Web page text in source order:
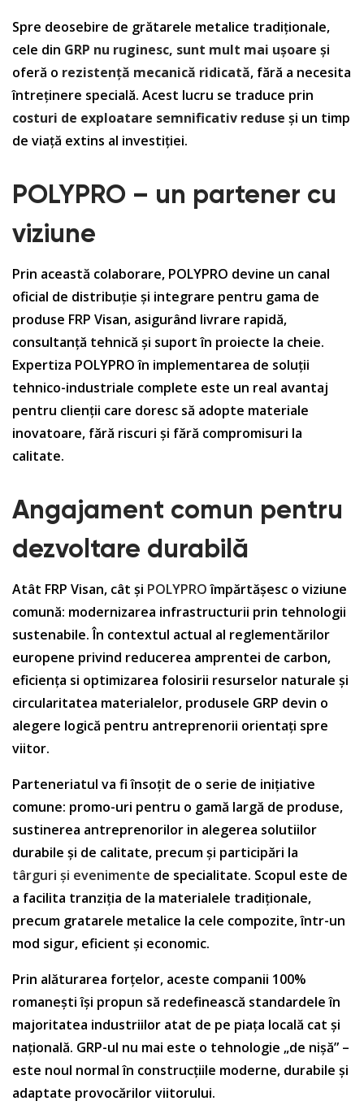
Spre deosebire de grătarele metalice tradiționale,
cele din GRP nu ruginesc, sunt mult mai ușoare și
oferă o rezistență mecanică ridicată, fără a necesita
întreținere specială. Acest lucru se traduce prin
costuri de exploatare semnificativ reduse și un timp
de viață extins al investiției.
POLYPRO – un partener cu
viziune
Prin această colaborare, POLYPRO devine un canal
oficial de distribuție și integrare pentru gama de
produse FRP Visan, asigurând livrare rapidă,
consultanță tehnică și suport în proiecte la cheie.
Expertiza POLYPRO în implementarea de soluții
tehnico-industriale complete este un real avantaj
pentru clienții care doresc să adopte materiale
inovatoare, fără riscuri și fără compromisuri la
calitate.
Angajament comun pentru
dezvoltare durabilă
Atât FRP Visan, cât și POLYPROîmpărtășesc o viziune
comună: modernizarea infrastructurii prin tehnologii
sustenabile. În contextul actual al reglementărilor
europene privind reducerea amprentei de carbon,
eficiența si optimizarea folosirii resurselor naturale și
circularitatea materialelor, produsele GRP devin o
alegere logică pentru antreprenorii orientați spre
viitor.
Parteneriatul va fi însoțit de o serie de inițiative
comune: promo-uri pentru o gamă largă de produse,
sustinerea antreprenorilor in alegerea solutiilor
durabile și de calitate, precum și participări la
târguri și evenimente de specialitate. Scopul este de
a facilita tranziția de la materialele tradiționale,
precum gratarele metalice la cele compozite, într-un
mod sigur, eficient și economic.
Prin alăturarea forțelor, aceste companii 100%
romanești își propun să redefinească standardele în
majoritatea industriilor atat de pe piața locală cat și
națională. GRP-ul nu mai este o tehnologie „de nișă” –
este noul normal în construcțiile moderne, durabile și
adaptate provocărilor viitorului.